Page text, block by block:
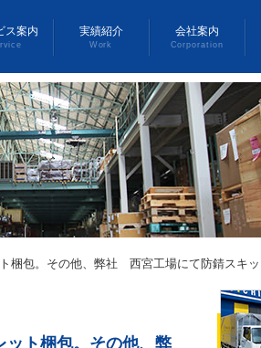
ス案内 実績紹介
Work
会社案内
Corporation
包。その他、弊社 西宮工場にて防錆スキッ
ト梱包。その他、弊